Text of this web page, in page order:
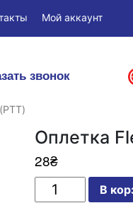
Мой аккаунт
звонок
Оплетка
28₴
В